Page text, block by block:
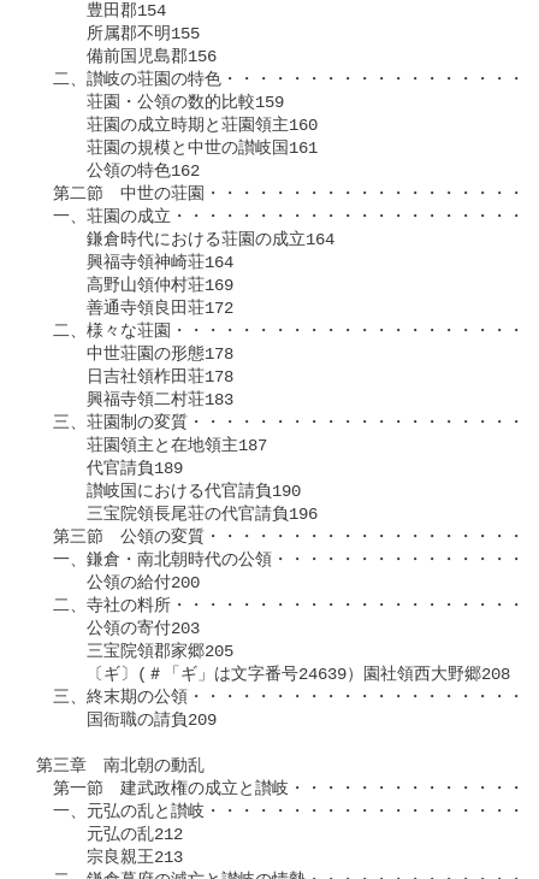
豊田郡154
所属郡不明155
備前国児島郡156
二、讃岐の荘園の特色・・・・・・・・・・・・・・・・・・
荘園・公領の数的比較159
荘園の成立時期と荘園領主160
荘園の規模と中世の讃岐国161
公領の特色162
第二節　中世の荘園・・・・・・・・・・・・・・・・・・・
一、荘園の成立・・・・・・・・・・・・・・・・・・・・・
鎌倉時代における荘園の成立164
興福寺領神崎荘164
高野山領仲村荘169
善通寺領良田荘172
二、様々な荘園・・・・・・・・・・・・・・・・・・・・・
中世荘園の形態178
日吉社領柞田荘178
興福寺領二村荘183
三、荘園制の変質・・・・・・・・・・・・・・・・・・・・
荘園領主と在地領主187
代官請負189
讃岐国における代官請負190
三宝院領長尾荘の代官請負196
第三節　公領の変質・・・・・・・・・・・・・・・・・・・
一、鎌倉・南北朝時代の公領・・・・・・・・・・・・・・・
公領の給付200
二、寺社の料所・・・・・・・・・・・・・・・・・・・・・
公領の寄付203
三宝院領郡家郷205
〔ギ〕(＃「ギ」は文字番号24639）園社領西大野郷208
三、終末期の公領・・・・・・・・・・・・・・・・・・・・
国衙職の請負209
第三章　南北朝の動乱
第一節　建武政権の成立と讃岐・・・・・・・・・・・・・・
一、元弘の乱と讃岐・・・・・・・・・・・・・・・・・・・
元弘の乱212
宗良親王213